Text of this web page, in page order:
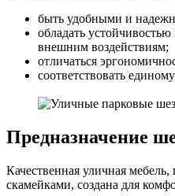
быть удобными и
обладать
внешним воздействиям;
отличаться
соответствовать
Предназначение
Качественная уличная
скамейками, создана для